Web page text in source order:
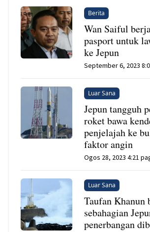
Berita
Wan Saiful
pasport untuk
ke Jepun
September 6, 2023
Luar Sana
Jepun tangguh
roket bawa
penjelajah ke
faktor angin
Ogos 28, 2023 4:21
Luar Sana
Taufan Khanun
sebahagian
penerbangan